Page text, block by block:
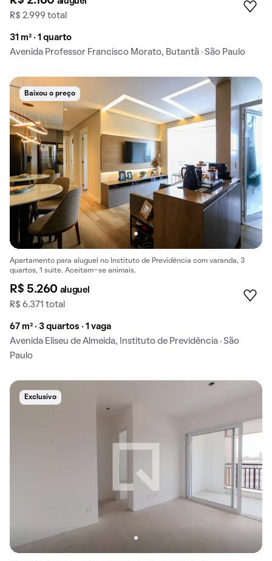
R$ 2.999 total
31 m² · 1 quarto
Avenida Professor Francisco Morato, Butantã · São Paulo
Baixou o preço
Apartamento para aluguel no Instituto de Previdência com varanda, 3
quartos, 1 suíte. Aceitam-se animais.
R$ 5.260 aluguel
R$ 6.371 total
67 m² · 3 quartos · 1 vaga
Avenida Eliseu de Almeida, Instituto de Previdência · São
Paulo
Exclusivo